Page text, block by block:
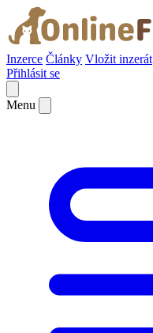
Inzerce Články Vložit inzerát
Přihlásit se
Menu